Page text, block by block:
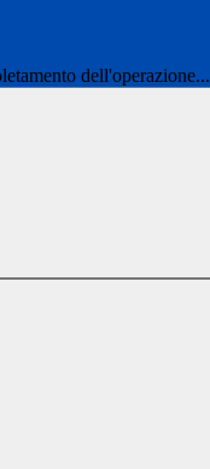
dell'operazione...